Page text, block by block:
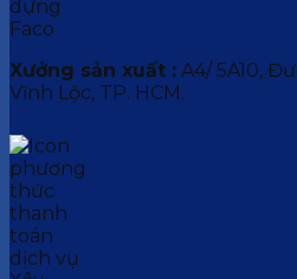
Xưởng sản xuất : A4/ 5A10,
Vĩnh Lộc, TP. HCM.